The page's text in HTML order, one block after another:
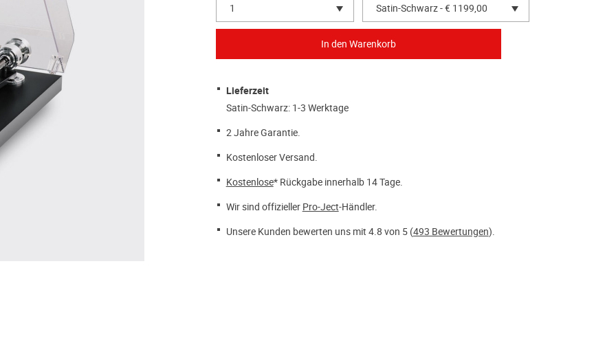
1 Satin-Schwarz - € 1199,00
Lieferzeit
Satin-Schwarz: 1-3 Werktage
2 Jahre Garantie.
Kostenloser Versand.
Kostenlose* Rückgabe innerhalb 14 Tage.
Wir sind offizieller Pro-Ject-Händler.
Unsere Kunden bewerten uns mit 4.8 von 5 (493 Bewertungen).